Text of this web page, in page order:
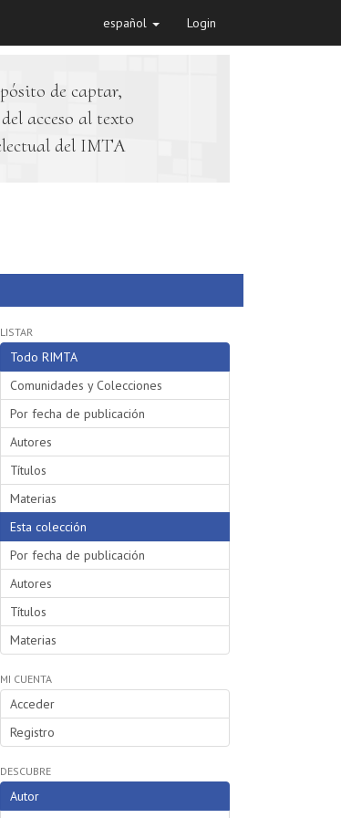
español Login
de captar,
acceso al texto
del IMTA
LISTAR
Todo RIMTA
Comunidades y Colecciones
Por fecha de publicación
Autores
Títulos
Materias
Esta colección
Por fecha de publicación
Autores
Títulos
Materias
MI CUENTA
Acceder
Registro
DESCUBRE
Autor